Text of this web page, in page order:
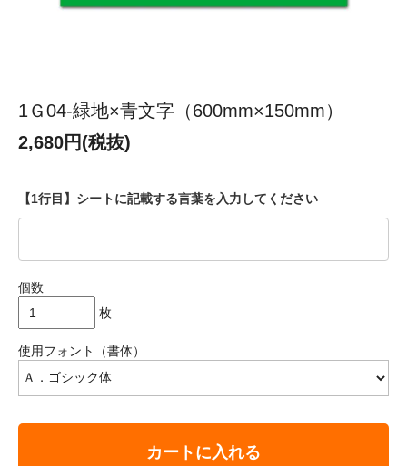
1Ｇ04-緑地×青文字（600mm×150mm）
2,680円(税抜)
【1行目】シートに記載する言葉を入力してください
個数
枚
使用フォント（書体）
カートに入れる